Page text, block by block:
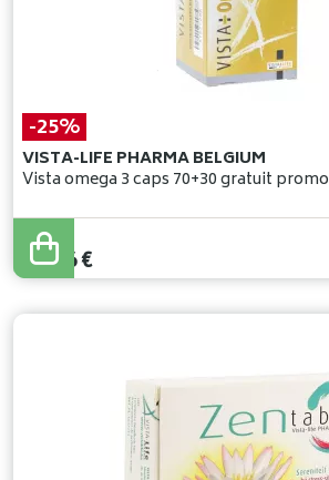
-25%
VISTA-LIFE PHARMA BELGIUM
Vista omega 3 caps 70+30 gratuit promo
39,95
29,96€